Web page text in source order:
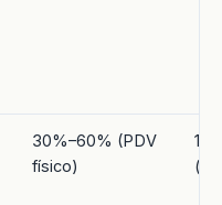
30%–60% (PDV
físico)